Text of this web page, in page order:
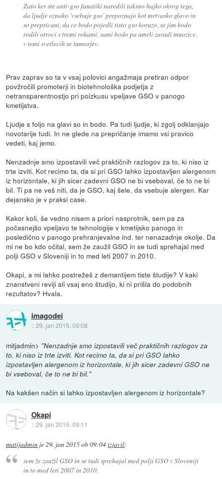
Zato ker ste anti-gso fanatiki naredili taksno hajko okrog tega,
da ljudje oznako 'vsebuje gso' prepoznajo kot mrtvasko glavo in
so prepricani, da ce bodo pojedli tisto gso koruzo, se jim bodo
rodili otroci s tremi rokami, sami bodo pa umrli zaradi mnozice,
v temi svetlecih se tumorjev.
Prav zaprav so ta v vsaj polovici angažmaja pretiran odpor
povžročili promoterji in biotehnološka podjetja z
netransparentnostjo pri poizkusu vpeljave GSO v panogo
kmetijstva.
Ljudje s foljo na glavi so in bodo. Pa tudi ljudje, ki zgolj odklanjajo
novotarije tudi. In ne glede na prepričanje imamo vsi pravico
vedeti, kaj jemo.
Nenzadnje smo izpostavili več praktičnih razlogov za to, ki niso iz
trte izviti. Kot recimo ta, da si pri GSO lahko izpostavljen alergenom
iz horizontale, ki jih sicer zadevni GSO ne bi vseboval, če to ne bi
bil. Ti pa ne veš niti, da je GSO, kaj šele, da vsebuje alergen. Kar
dejansko je v praksi case.
Kakor koli, še vedno nisem a priori nasprotnik, sem pa za
počasnejšo vpeljavo te tehnologije v kmetijsko panogo in
posledično v panogo prehranjevalne ind. ter nenazadnje okolje. Da
mi ne bo kdo očital, sem že zaužil GSO in se tudi sprehajal med
polji GSO v Sloveniji in to med leti 2007 in 2010.
Okapi, a mi lahko postrežeš z demantijem tiste študije? V kaki
znanstveni reviji ali vsaj eno študijo, ki ni prišla do podobnih
rezultatov? Hvala.
imagodei
::29. jan 2015, 09:08
mitjadmin> "Nenzadnje smo izpostavili več praktičnih razlogov za
to, ki niso iz trte izviti. Kot recimo ta, da si pri GSO lahko
izpostavljen alergenom iz horizontale, ki jih sicer zadevni GSO ne
bi vseboval, če to ne bi bil."
Na kakšen način si lahko izpostavljen alergenom iz horizontale?
Okapi
::29. jan 2015, 09:11
matijadmin je29. jan 2015 ob 09:04izjavil:
sem že zaužil GSO in se tudi sprehajal med polji GSO v Sloveniji
in to med leti 2007 in 2010.